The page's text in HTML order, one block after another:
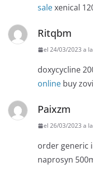
salexenical
Ritqbm
el 24/03/2023 a
doxycycline
online buy
Paixzm
el 26/03/2023 a
order generic
naprosyn